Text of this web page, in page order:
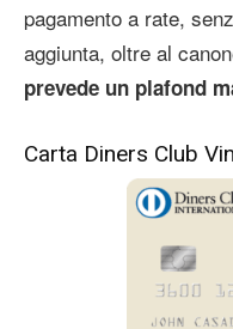
pagamento a rate,
aggiunta, oltre al
prevede un plafond
Carta Diners Club